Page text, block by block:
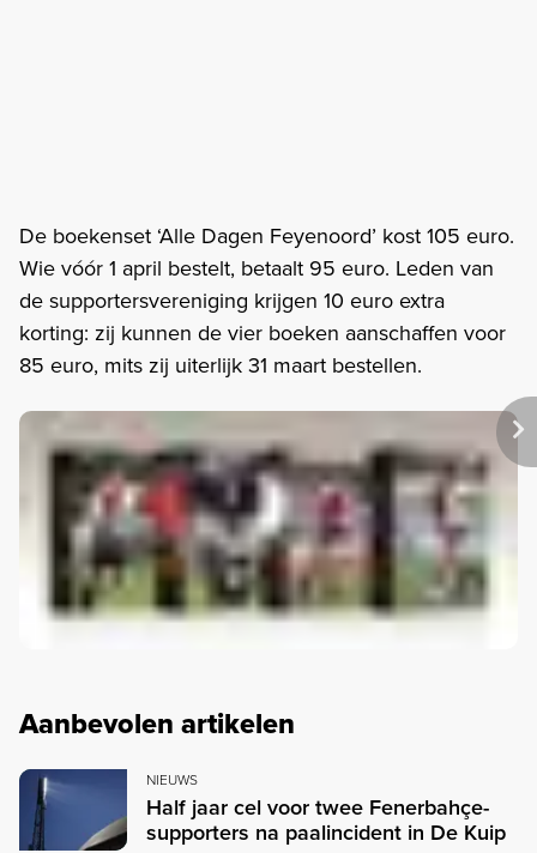
De boekenset ‘Alle Dagen Feyenoord’ kost 105 euro.
Wie vóór 1 april bestelt, betaalt 95 euro. Leden van
de supportersvereniging krijgen 10 euro extra
korting: zij kunnen de vier boeken aanschaffen voor
85 euro, mits zij uiterlijk 31 maart bestellen.
Aanbevolen artikelen
NIEUWS
Half jaar cel voor twee Fenerbahçe-
supporters na paalincident in De Kuip